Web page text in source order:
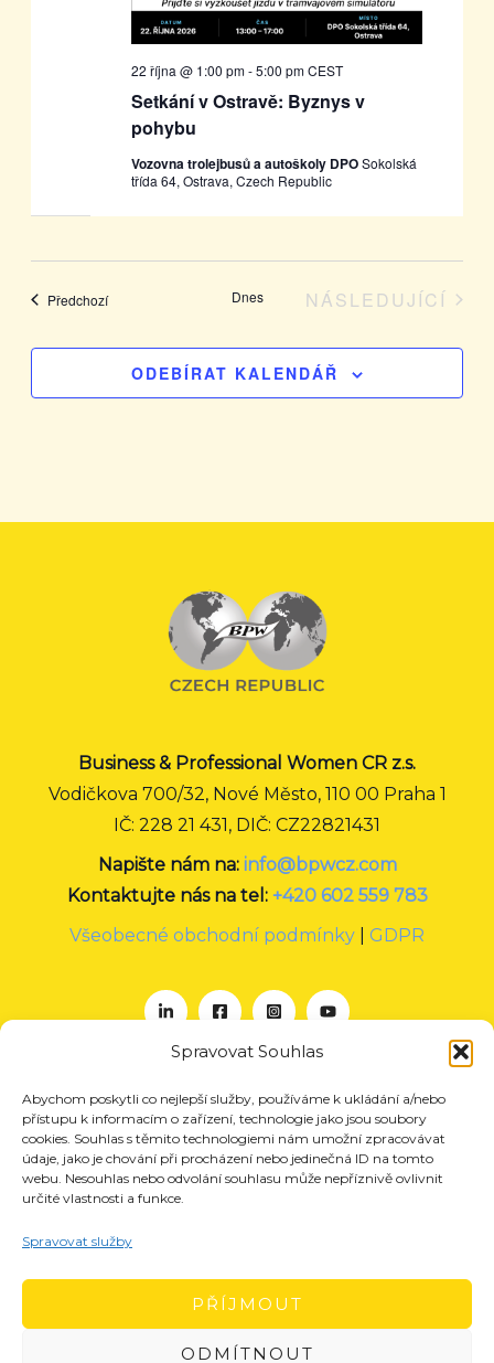
Spravovat Souhlas
Abychom poskytli co nejlepší služby, používáme k ukládání a/nebo
přístupu k informacím o zařízení, technologie jako jsou soubory
cookies. Souhlas s těmito technologiemi nám umožní zpracovávat
údaje, jako je chování při procházení nebo jedinečná ID na tomto
webu. Nesouhlas nebo odvolání souhlasu může nepříznivě ovlivnit
určité vlastnosti a funkce.
Spravovat služby
PŘÍJMOUT
ODMÍTNOUT
Setkání v Ostravě: Byznys v
pohybu
22 října @ 1:00 pm-5:00 pmCEST
Vozovna trolejbusů a autoškoly DPOSokolská
třída 64, Ostrava, Czech Republic
PředchozíAkce Dnes
NÁSLEDUJÍCÍ
ODEBÍRAT KALENDÁŘ
Business & Professional Women CR z.s.
Vodičkova 700/32, Nové Město, 110 00 Praha 1
IČ: 228 21 431, DIČ: CZ22821431
Napište nám na: info@bpwcz.com
Kontaktujte nás na tel: +420 602 559 783
Všeobecné obchodní podmínky
GDPR
O nás
Projekty
Členství
Kontakt